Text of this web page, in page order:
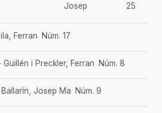
Josep
25
Ferran Núm. 17
i Preckler, Ferran Núm. 8
Josep Ma Núm. 9